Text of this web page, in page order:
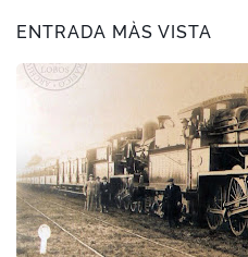
ENTRADA MÀS VISTA